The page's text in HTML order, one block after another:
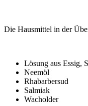
Die Hausmittel in der
Lösung aus Essig,
Neemöl
Rhabarbersud
Salmiak
Wacholder